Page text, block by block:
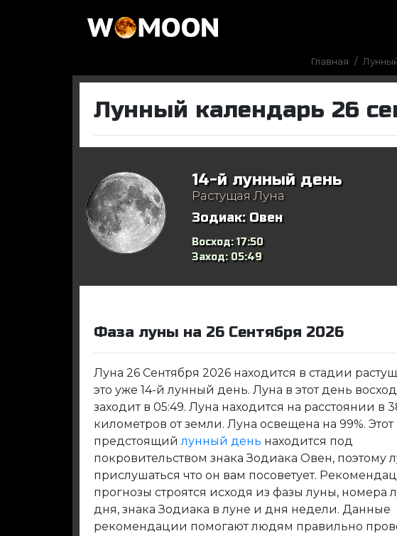
Главная
Лунный календарь 26
14-й лунный день
Растущая Луна
Зодиак: Овен
Восход:17:50
Заход: 05:49
Фаза луны на 26 Сентября 2026
Луна 26 Сентября 2026 находится в стадии
это уже 14-й лунный день. Луна в этот день
заходит в 05:49. Луна находится на расстоянии в
километров от земли. Луна освещена на 99%. Этот
предстоящийлунный день находится под
покровительством знака Зодиака Овен, поэтому
прислушаться что он вам посоветует.
прогнозы строятся исходя из фазы луны, номера
дня, знака Зодиака в луне и дня недели. Данные
рекомендации помогают людям правильно